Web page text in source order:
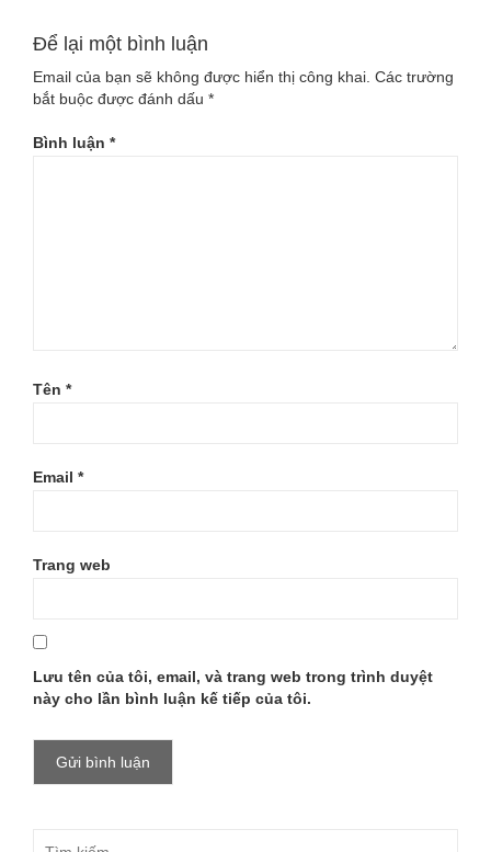
Để lại một bình luận
Email của bạn sẽ không được hiển thị công khai. Các trường
bắt buộc được đánh dấu *
Bình luận *
Tên *
Email *
Trang web
Lưu tên của tôi, email, và trang web trong trình duyệt
này cho lần bình luận kế tiếp của tôi.